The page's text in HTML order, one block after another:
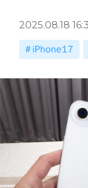
2025.08.18
iPhone17